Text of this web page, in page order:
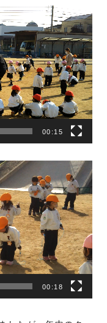
00:15
00:18